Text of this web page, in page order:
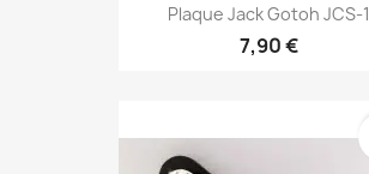
Plaque Jack Gotoh JCS-1
7,90 €